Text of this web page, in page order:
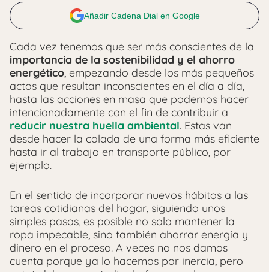
Añadir Cadena Dial en Google
Cada vez tenemos que ser más conscientes de la
importancia de la sostenibilidad y el ahorro
energético, empezando desde los más pequeños
actos que resultan inconscientes en el día a día,
hasta las acciones en masa que podemos hacer
intencionadamente con el fin de contribuir a
reducir nuestra huella ambiental. Estas van
desde hacer la colada de una forma más eficiente
hasta ir al trabajo en transporte público, por
ejemplo.
En el sentido de incorporar nuevos hábitos a las
tareas cotidianas del hogar, siguiendo unos
simples pasos, es posible no solo mantener la
ropa impecable, sino también ahorrar energía y
dinero en el proceso. A veces no nos damos
cuenta porque ya lo hacemos por inercia, pero